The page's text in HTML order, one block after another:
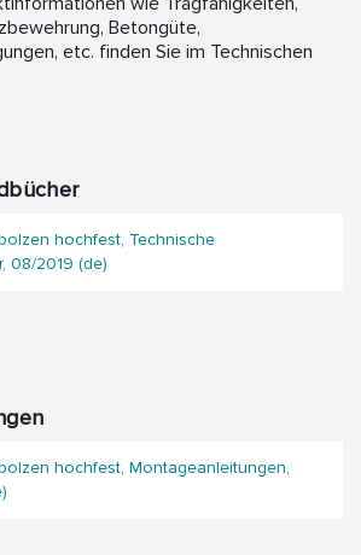
Betongüte,
etc. finden Sie im Technischen
hochfest, Technische
08/2019 (de)
hochfest, Montageanleitungen,